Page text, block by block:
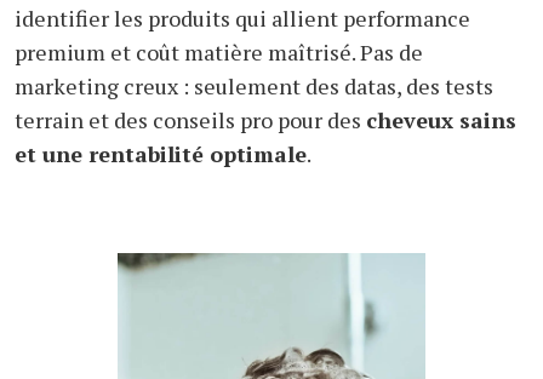
identifier les produits qui allient performance
premium et coût matière maîtrisé. Pas de
marketing creux : seulement des datas, des tests
terrain et des conseils pro pour des cheveux sains
et une rentabilité optimale.